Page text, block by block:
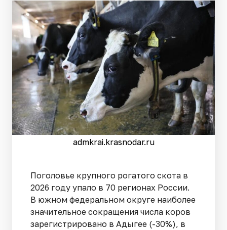
admkrai.krasnodar.ru
Поголовье крупного рогатого скота в
2026 году упало в 70 регионах России.
В южном федеральном округе наиболее
значительное сокращения числа коров
зарегистрировано в Адыгее (-30%), в